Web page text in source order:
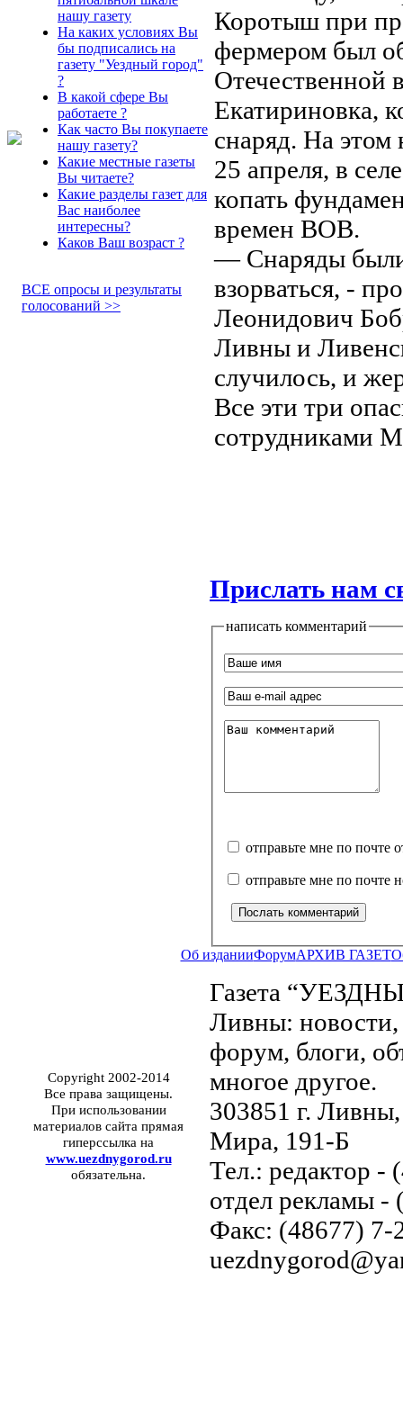
нашу газету
На каких условиях Вы
бы подписались на
газету "Уездный город"
?
В какой сфере Вы
работаете ?
Как часто Вы покупаете
нашу газету?
Какие местные газеты
Вы читаете?
Какие разделы газет для
Вас наиболее
интересны?
Каков Ваш возраст ?
ВСЕ опросы и результаты
голосований >>
Коротыш при
фермером был
Отечественной
Екатириновка,
снаряд. На этом
25 апреля, в
копать
времен ВОВ.
— Снаряды
взорваться, -
Леонидович
Ливны и
случилось, и
Все эти три
сотрудниками
Прислать нам
написать комментарий
отправьте мне по почте
отправьте мне по почте
Об изданииФорумАРХИВ ГАЗЕТ
Copyright 2002-2014
Все права защищены.
При использовании
материалов сайта прямая
гиперссылка на
www.uezdnygorod.ru
обязательна.
Газета
Ливны: новости,
форум, блоги,
многое другое.
303851 г.
Мира, 191-Б
Тел.: редактор -
отдел рекламы -
Факс: (48677) 7-